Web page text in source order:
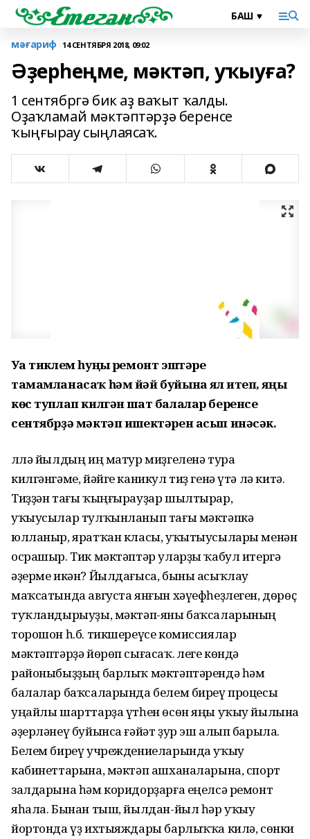
мәғариф 14 СЕНТЯБРЯ 2018, 09:02
Әҙерһеңме, мәктәп, уҡыуға?
1 сентябргә бик аҙ ваҡыт ҡалды.
Оҙаҡламай мәктәптәрҙә беренсе
ҡыңғырау сыңлаясаҡ.
Уға тиклем һуңғы ремонт эштәре
тамамланасаҡ һәм йәй буйына ял итеп, яңы
көс туплап килгән шат балалар беренсе
сентябрҙә мәктәп ишектәрен асып инәсәк.
Әллә йылдың иң матур миҙгеленә тура
килгәнгәме, йәйге каникул тиҙ генә үтә лә китә.
Тиҙҙән тағы ҡыңғырауҙар шылтырар,
уҡыусылар тулҡынланып тағы мәктәпкә
юлланыр, яратҡан класы, уҡытыусылары менән
осрашыр. Тик мәктәптәр уларҙы ҡабул итергә
әҙерме икән? Йылдағыса, быны асыҡлау
маҡсатында августа янғын хәүефһеҙлеген, дөрөҫ
туҡландырыуҙы, мәктәп-яны баҡсаларының
торошон һ.б. тикшереүсе комиссиялар
мәктәптәрҙә йөрөп сығасаҡ. Әлеге көндә
районыбыҙҙың барлыҡ мәктәптәрендә һәм
балалар баҡсаларында белем биреү процесы
уңайлы шарттарҙа үтһен өсөн яңы уҡыу йылына
әҙерләнеү буйынса ғәйәт ҙур эш алып барыла.
Белем биреү учреждениеларында уҡыу
кабинеттарына, мәктәп ашханаларына, спорт
залдарына һәм коридорҙарға еңелсә ремонт
яһала. Бынан тыш, йылдан-йыл һәр уҡыу
йортонда үҙ ихтыяждары барлыҡҡа килә, сөнки